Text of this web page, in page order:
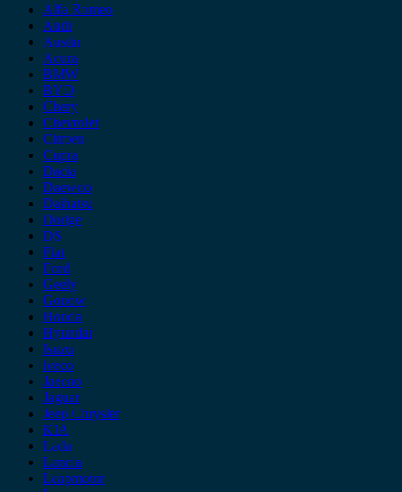
Alfa Romeo
Audi
Austin
Acura
BMW
BYD
Chery
Chevrolet
Citroen
Cupra
Dacia
Daewoo
Daihatsu
Dodge
DS
Fiat
Ford
Geely
Gonow
Honda
Hyundai
Isuzu
iveco
Jaecoo
Jaguar
Jeep Chrysler
KIA
Lada
Lancia
Leapmotor